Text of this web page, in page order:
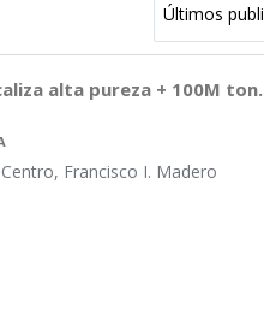
alta pureza + 100M
Francisco I. Madero